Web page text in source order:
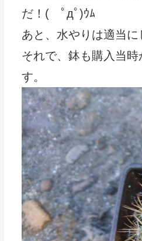
だ！( ﾟдﾟ)ｳﾑ
あと、水やりは適当に
それで、鉢も購入当
す。